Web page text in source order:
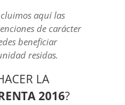
aquí las
de carácter
beneficiar
residas.
LA
2016?